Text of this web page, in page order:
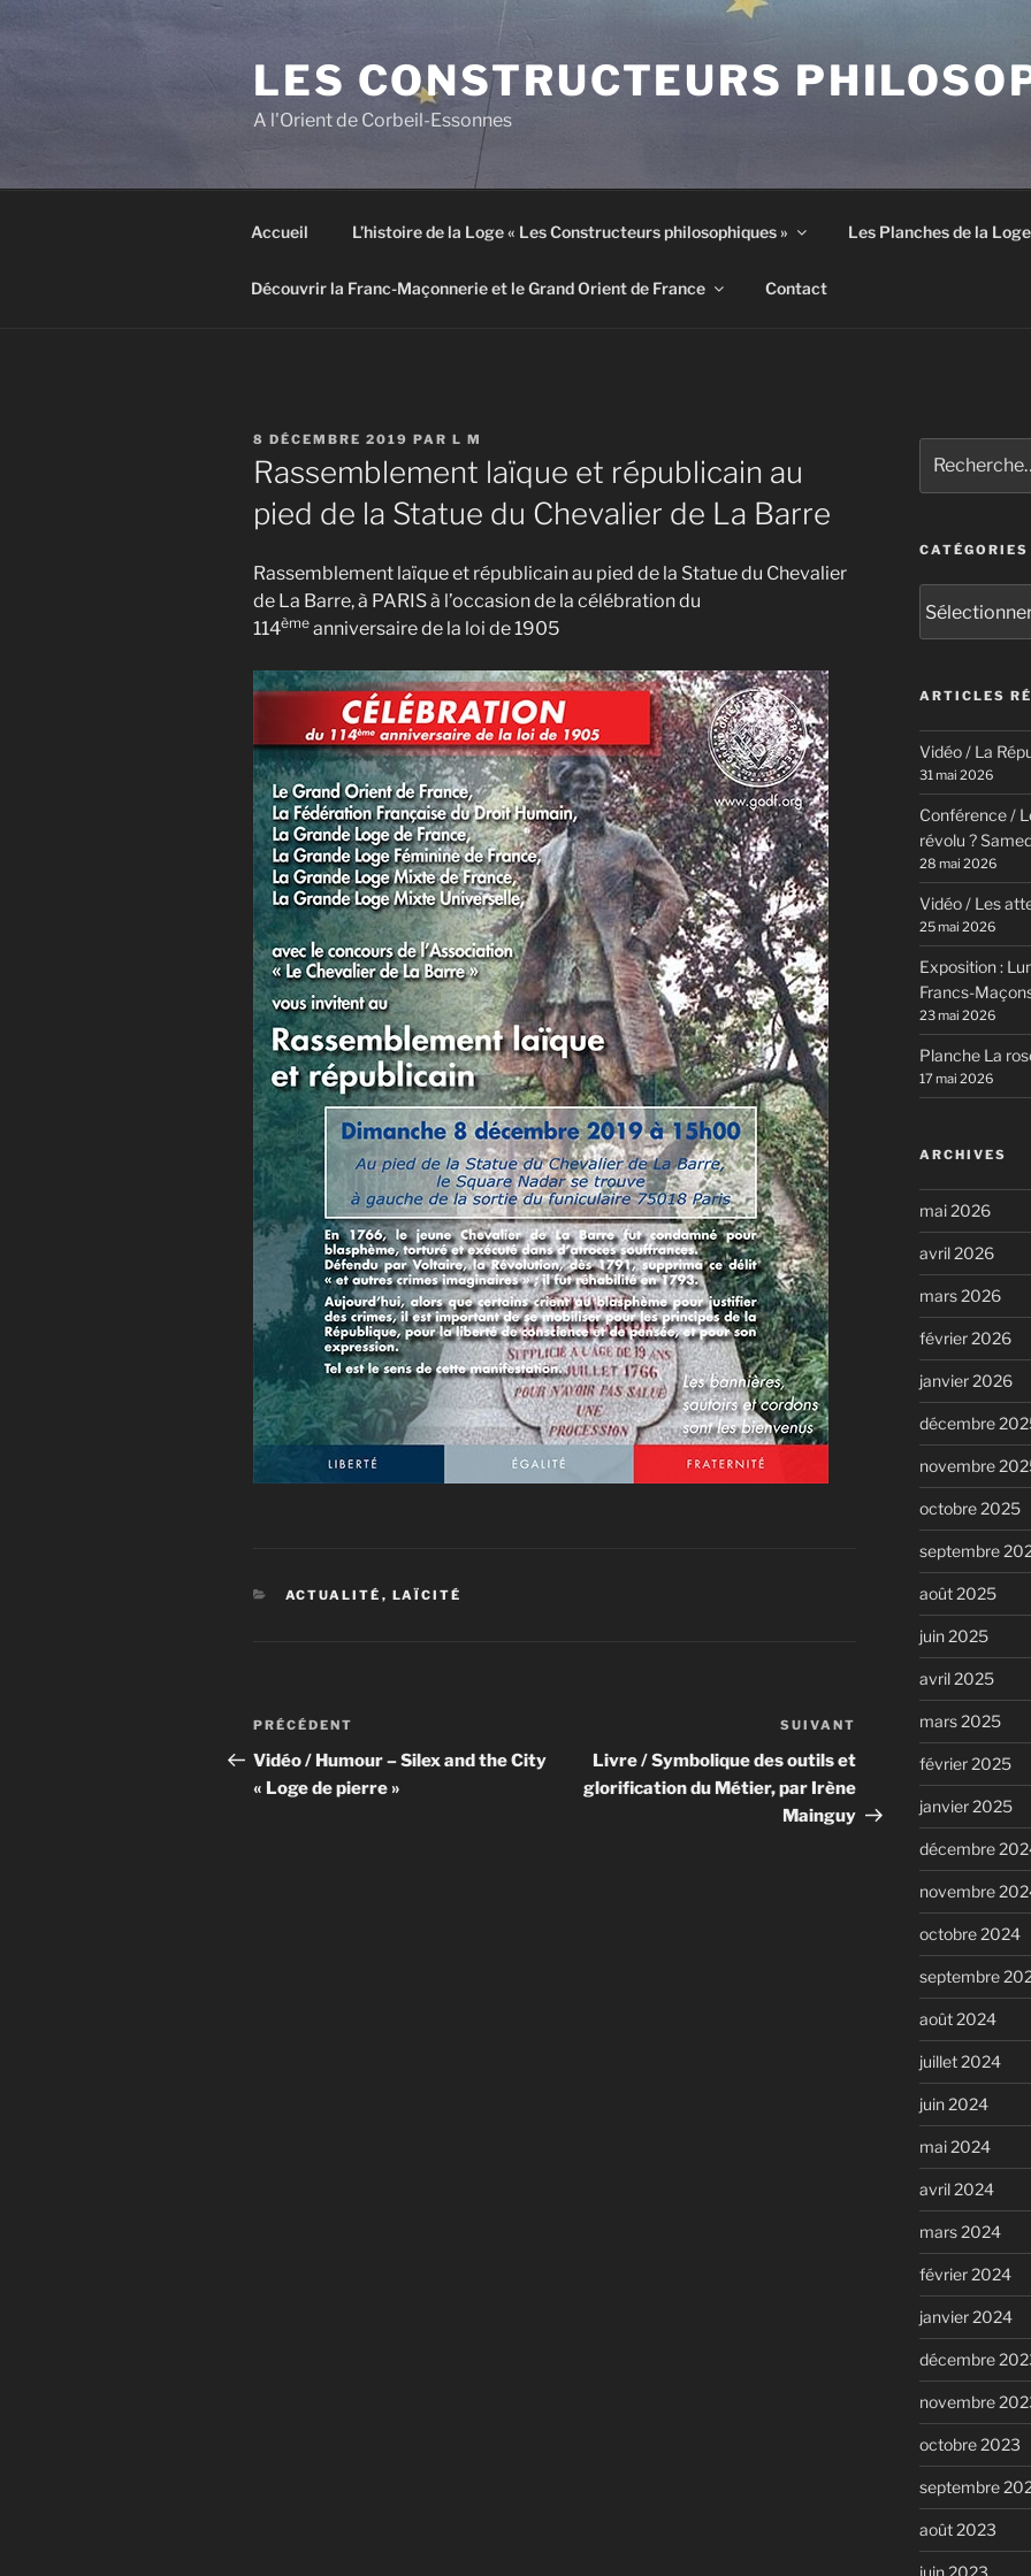
LES CONSTRUCTEURS
A l'Orient de Corbeil-Essonnes
Accueil L’histoire de la Loge « Les Constructeurs philosophiques » Les Planches de la Loge
Découvrir la Franc-Maçonnerie et le Grand Orient de France Contact
PUBLIÉ
LE
8 DÉCEMBRE 2019 PAR L M
Rassemblement laïque et républicain au
pied de la Statue du Chevalier de La Barre
Rassemblement laïque et républicain au pied de la Statue du Chevalier
de La Barre, à PARIS à l’occasion de la célébration du
114ème anniversaire de la loi de 1905
CATÉGORIES
ACTUALITÉ , LAÏCITÉ
Navigation
de
l’article
Article
précédent
PRÉCÉDENT
Vidéo / Humour – Silex and the City
« Loge de pierre »
suivant
SUIVANT
Livre / Symbolique des outils et
glorification du Métier, par Irène
Mainguy
pour
:
CATÉGORIES
ARTICLES
Vidéo / La
31 mai 2026
Conférence /
révolu ?
28 mai 2026
Vidéo / Les
25 mai 2026
Exposition :
Francs-
23 mai 2026
Planche La
17 mai 2026
ARCHIVES
mai 2026
avril 2026
mars 2026
février 2026
janvier 2026
décembre
novembre
octobre 2025
septembre
août 2025
juin 2025
avril 2025
mars 2025
février 2025
janvier 2025
décembre
novembre
octobre 2024
septembre
août 2024
juillet 2024
juin 2024
mai 2024
avril 2024
mars 2024
février 2024
janvier 2024
décembre
novembre
octobre 2023
septembre
août 2023